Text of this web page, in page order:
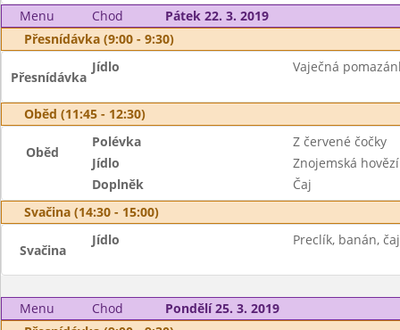
Menu Chod
Pátek 22. 3. 2019
Přesnídávka (9:00 - 9:30)
Přesnídávka
Jídlo Vaječná
Oběd (11:45 - 12:30)
Oběd
Polévka
Z červené čočky
Jídlo
Znojemská
Doplněk
Čaj
Svačina (14:30 - 15:00)
Svačina
Jídlo Preclík, banán,
Menu Chod
Pondělí 25. 3. 2019